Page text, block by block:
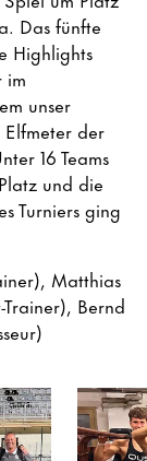
Das fünfte
Highlights
im
unser
Elfmeter der
16 Teams
und die
Turniers ging
Matthias
Bernd